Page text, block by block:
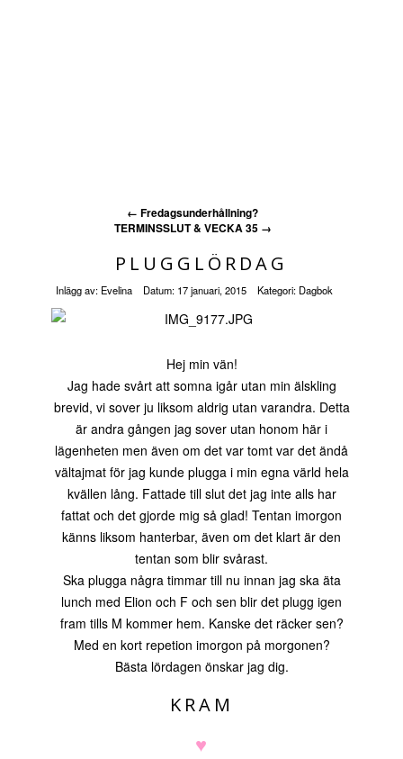
← Fredagsunderhållning?
TERMINSSLUT & VECKA 35 →
PLUGGLÖRDAG
Inlägg av: Evelina Datum: 17 januari, 2015 Kategori: Dagbok
Hej min vän!
Jag hade svårt att somna igår utan min älskling
brevid, vi sover ju liksom aldrig utan varandra. Detta
är andra gången jag sover utan honom här i
lägenheten men även om det var tomt var det ändå
vältajmat för jag kunde plugga i min egna värld hela
kvällen lång. Fattade till slut det jag inte alls har
fattat och det gjorde mig så glad! Tentan imorgon
känns liksom hanterbar, även om det klart är den
tentan som blir svårast.
Ska plugga några timmar till nu innan jag ska äta
lunch med Elion och F och sen blir det plugg igen
fram tills M kommer hem. Kanske det räcker sen?
Med en kort repetion imorgon på morgonen?
Bästa lördagen önskar jag dig.
KRAM
♥